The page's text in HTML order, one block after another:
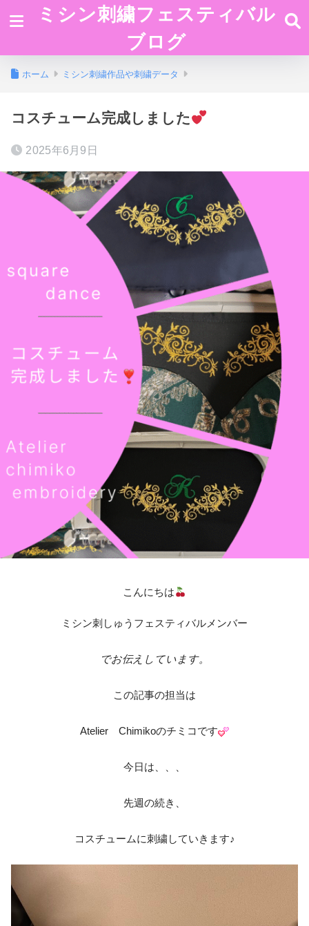
ミシン刺繍フェスティバル
ブログ
ホーム ミシン刺繍作品や刺繍データ
コスチューム完成しました
2025年6月9日
こんにちは
ミシン刺しゅうフェスティバルメンバー
でお伝えしています。
この記事の担当は
Atelier Chimikoのチミコです
今日は、、、
先週の続き、
コスチュームに刺繍していきます♪